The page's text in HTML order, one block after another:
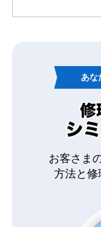
あな
お客さま
方法と 修